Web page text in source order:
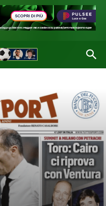
"La Nazionale dei rimpianti
Lipani e Ahanor a Venturino,